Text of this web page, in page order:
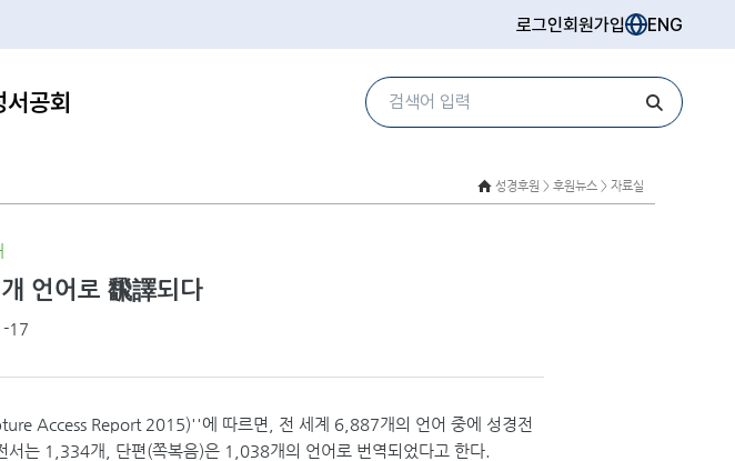
로그인회원가입 ENG
서공회
성경후원 > 후원뉴스 > 자료실
언어로 飜譯되다
17
Access Report 2015)''에 따르면, 전 세계 6,887개의 언어 중에 성경전
는 1,334개, 단편(쪽복음)은 1,038개의 언어로 번역되었다고 한다.